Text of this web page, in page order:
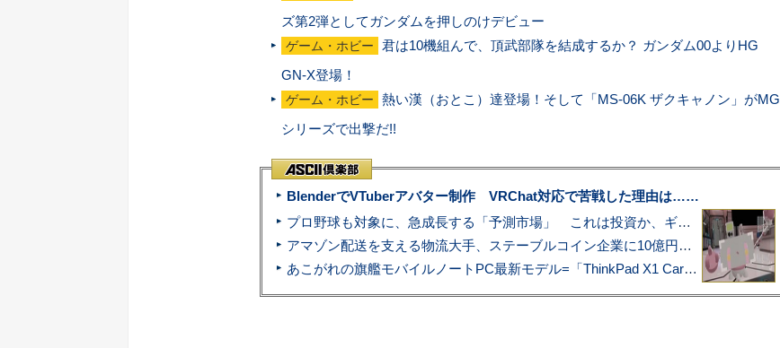
ズ第2弾としてガンダムを押しのけデビュー
ゲーム・ホビー
君は10機組んで、頂武部隊を結成するか？ ガンダム00よりHG
GN-X登場！
ゲーム・ホビー
熱い漢（おとこ）達登場！そして「MS-06K ザクキャノン」がMG
シリーズで出撃だ!!
BlenderでVTuberアバター制作 VRChat対応で苦戦した理由は……
プロ野球も対象に、急成長する「予測市場」 これは投資か、ギャンブルか
アマゾン配送を支える物流大手、ステーブルコイン企業に10億円投資のワケ
あこがれの旗艦モバイルノートPC最新モデル=「ThinkPad X1 Carbon Gen 14 Aura Edition」実機レビュー